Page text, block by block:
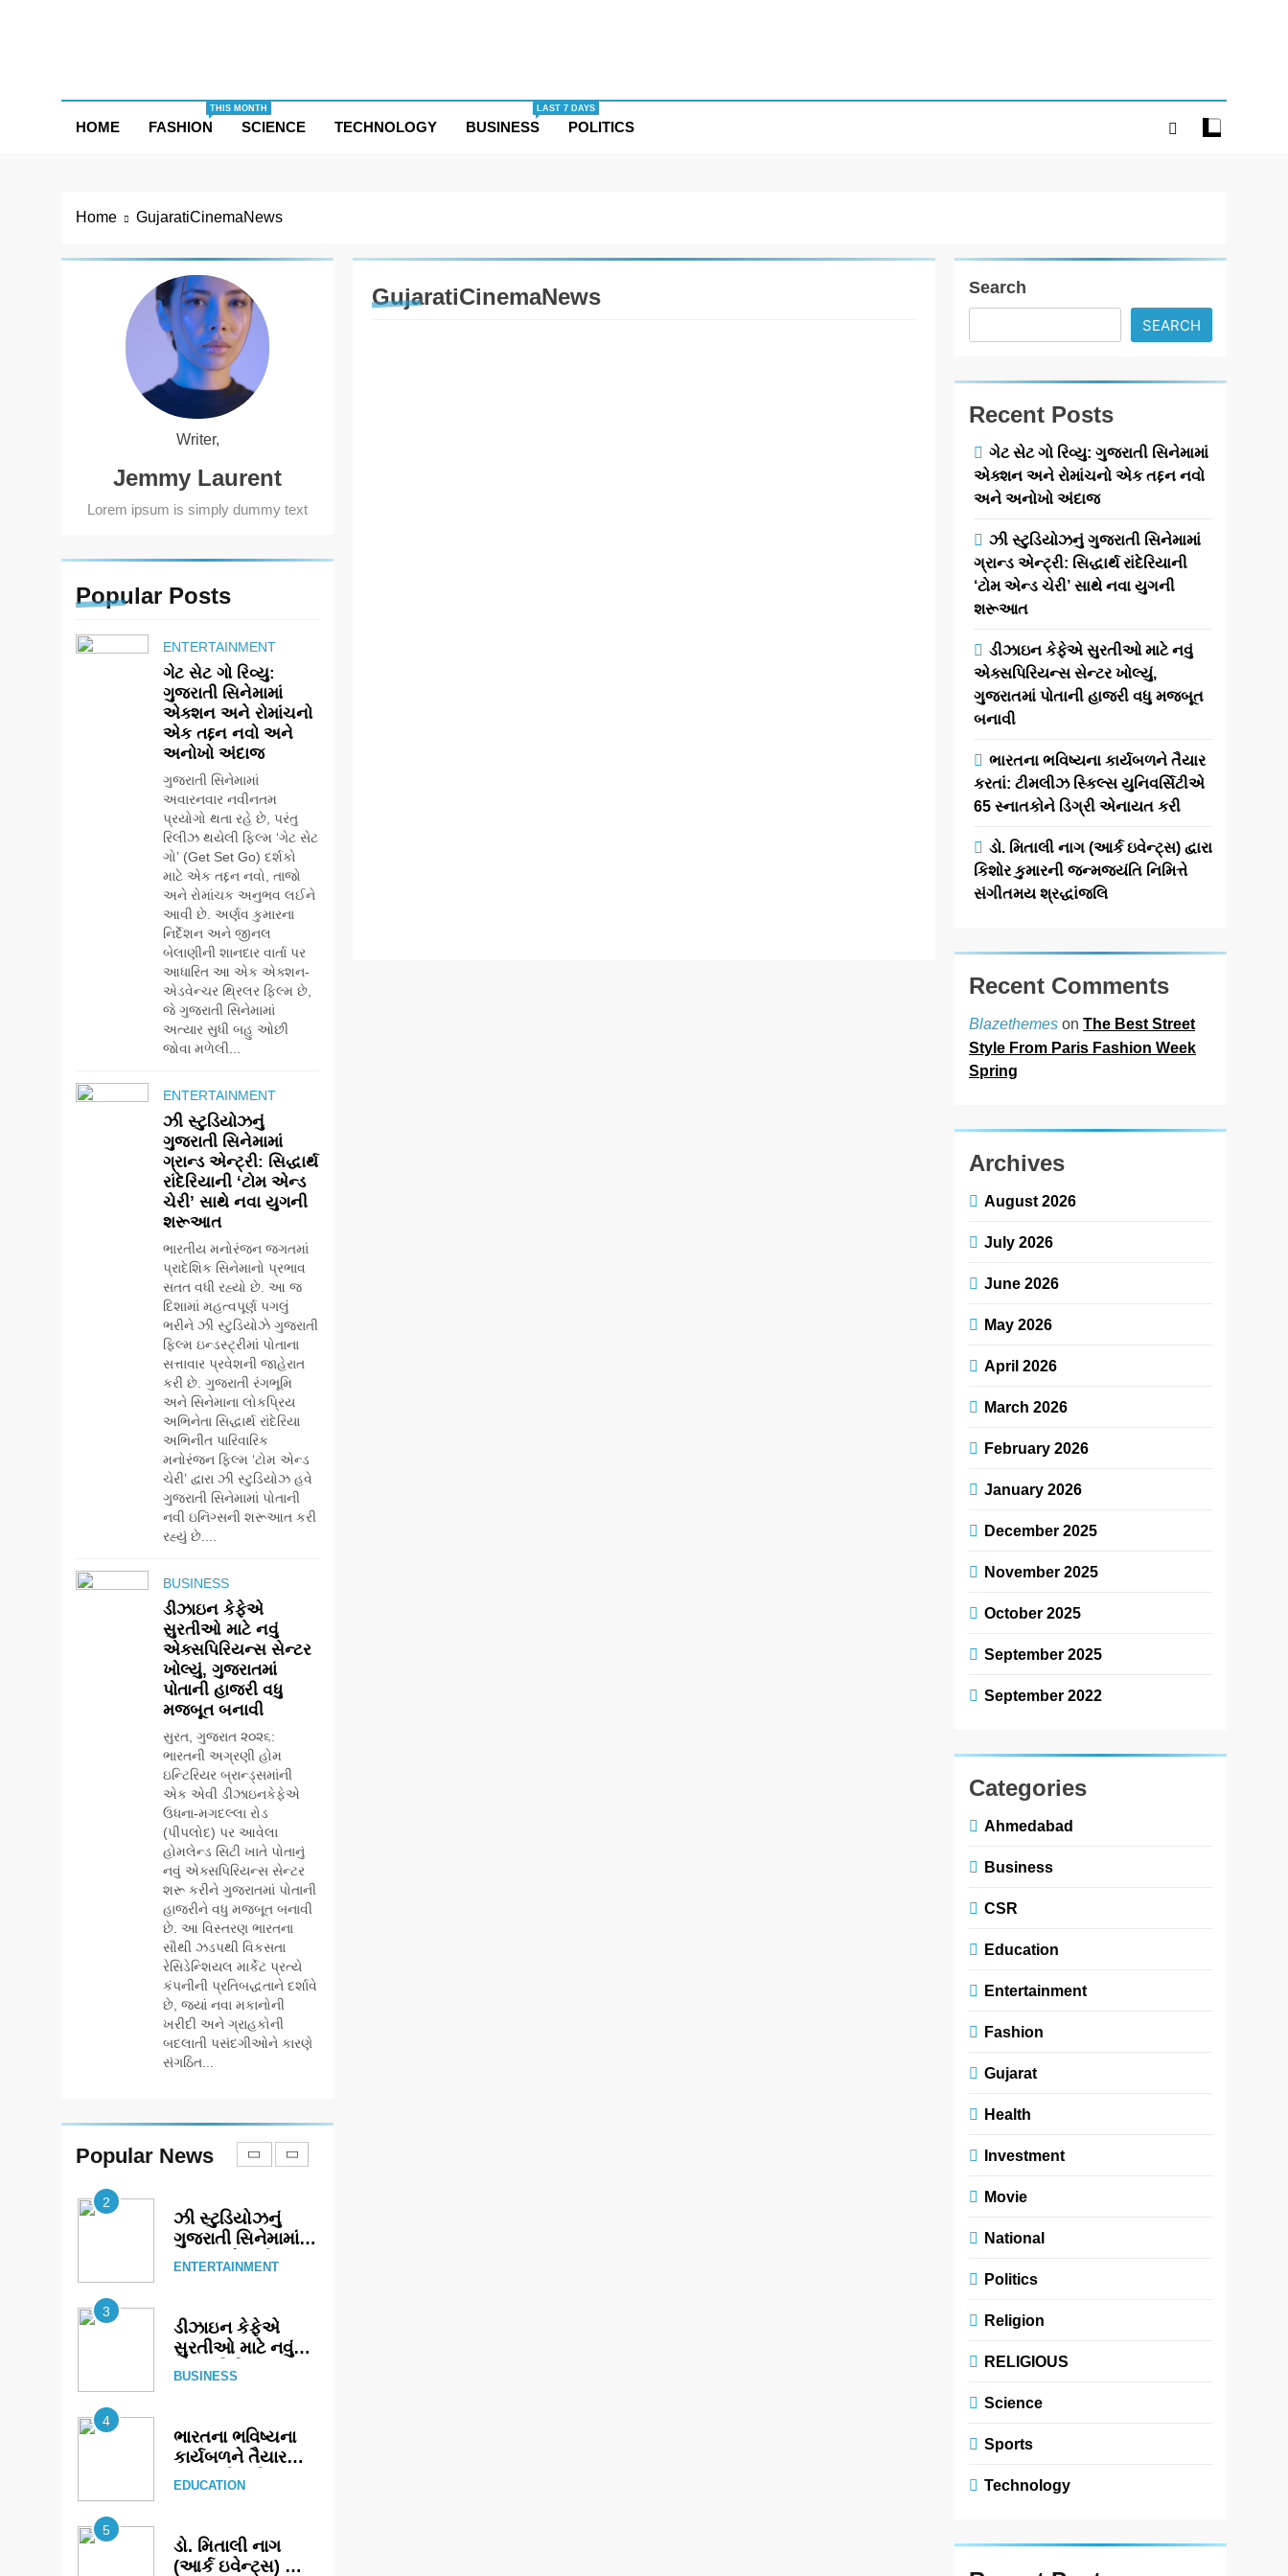
HOME FASHION
THIS MONTH
SCIENCE TECHNOLOGY BUSINESS
LAST 7 DAYS
POLITICS
Home GujaratiCinemaNews
Writer,
Jemmy Laurent
Lorem ipsum is simply dummy text
Popular Posts
ENTERTAINMENT
ગેટ સેટ ગો રિવ્યુ:
ગુજરાતી સિનેમામાં
એક્શન અને રોમાંચનો
એક તદ્દન નવો અને
અનોખો અંદાજ
ગુજરાતી સિનેમામાં
અવારનવાર નવીનતમ
પ્રયોગો થતા રહે છે, પરંતુ
રિલીઝ થયેલી ફિલ્મ ‘ગેટ સેટ
ગો’ (Get Set Go) દર્શકો
માટે એક તદ્દન નવો, તાજો
અને રોમાંચક અનુભવ લઈને
આવી છે. અર્ણવ કુમારના
નિર્દેશન અને જીનલ
બેલાણીની શાનદાર વાર્તા પર
આધારિત આ એક એક્શન-
એડવેન્ચર થ્રિલર ફિલ્મ છે,
જે ગુજરાતી સિનેમામાં
અત્યાર સુધી બહુ ઓછી
જોવા મળેલી...
ENTERTAINMENT
ઝી સ્ટુડિયોઝનું
ગુજરાતી સિનેમામાં
ગ્રાન્ડ એન્ટ્રી: સિદ્ધાર્થ
રાંદેરિયાની ‘ટોમ એન્ડ
ચેરી’ સાથે નવા યુગની
શરૂઆત
ભારતીય મનોરંજન જગતમાં
પ્રાદેશિક સિનેમાનો પ્રભાવ
સતત વધી રહ્યો છે. આ જ
દિશામાં મહત્વપૂર્ણ પગલું
ભરીને ઝી સ્ટુડિયોઝે ગુજરાતી
ફિલ્મ ઇન્ડસ્ટ્રીમાં પોતાના
સત્તાવાર પ્રવેશની જાહેરાત
કરી છે. ગુજરાતી રંગભૂમિ
અને સિનેમાના લોકપ્રિય
અભિનેતા સિદ્ધાર્થ રાંદેરિયા
અભિનીત પારિવારિક
મનોરંજન ફિલ્મ ‘ટોમ એન્ડ
ચેરી’ દ્વારા ઝી સ્ટુડિયોઝ હવે
ગુજરાતી સિનેમામાં પોતાની
નવી ઇનિંગ્સની શરૂઆત કરી
રહ્યું છે....
BUSINESS
ડીઝાઇન કેફેએ
સુરતીઓ માટે નવું
એક્સપિરિયન્સ સેન્ટર
ખોલ્યું, ગુજરાતમાં
પોતાની હાજરી વધુ
મજબૂત બનાવી
સુરત, ગુજરાત ૨૦૨૬:
ભારતની અગ્રણી હોમ
ઇન્ટિરિયર બ્રાન્ડ્સમાંની
એક એવી ડીઝાઇનકેફેએ
ઉધના-મગદલ્લા રોડ
(પીપલોદ) પર આવેલા
હોમલેન્ડ સિટી ખાતે પોતાનું
નવું એક્સપિરિયન્સ સેન્ટર
શરૂ કરીને ગુજરાતમાં પોતાની
હાજરીને વધુ મજબૂત બનાવી
છે. આ વિસ્તરણ ભારતના
સૌથી ઝડપથી વિકસતા
રેસિડેન્શિયલ માર્કેટ પ્રત્યે
કંપનીની પ્રતિબદ્ધતાને દર્શાવે
છે, જ્યાં નવા મકાનોની
ખરીદી અને ગ્રાહકોની
બદલાતી પસંદગીઓને કારણે
સંગઠિત...
Popular News
(આર્ક ઇવેન્ટ્સ) દ્વારા
કિશોર કુમારની
જન્મજયંતિ નિમિત્તે
સંગીતમય
શ્રદ્ધાંજલિ
AHMEDABAD
177 દેશો અને 52
લાખ દર્શકો:
ગુજરાતી OTT
પ્લેટફોર્મ ‘જોજો’
(JOJO) નો
વિશ્વભરમાં દબદબો
BUSINESS
અમદાવાદમાં
યોજાયેલા ‘ઓકલ્ટ
કોન્ક્લેવ 2026’માં
ઈન્ટરનેશનલ ટેરોટ
રીડર પુનિતજી લુલ્લા
એ ટેરોટ કાર્ડ રીડિંગ
અંગે માહિતી આપી
AHMEDABAD
ગ્લોબલ એક્સેલન્સ
ફોરમ દ્વારા નેશનલ
લીડરશિપ કોન્કલેવ
તથા ભારત સમ્માન
૨૦૨૬નો ભવ્ય અને
પ્રતિષ્ઠિત કાર્યક્રમ
નવી દિલ્હીમાં
સફળતાપૂર્વક
યોજાયો
BUSINESS
ગેટ સેટ ગો રિવ્યુ:
ગુજરાતી સિનેમામાં
એક્શન અને
રોમાંચનો એક તદ્દન
ENTERTAINMENT
ગુજરાતી સિનેમામાં
ગ્રાન્ડ એન્ટ્રી:
સિદ્ધાર્થ રાંદેરિયાની
સાથે નવા યુગની
શરૂઆત
ENTERTAINMENT
3
ડીઝાઇન કેફેએ
સુરતીઓ માટે નવું
એક્સપિરિયન્સ
હાજરી વધુ મજબૂત
બનાવી
BUSINESS
4
ભારતના ભવિષ્યના
કાર્યબળને તૈયાર
કરતાં: ટીમલીઝ
સ્નાતકોને ડિગ્રી
એનાયત કરી
EDUCATION
5
ડો. મિતાલી નાગ
(આર્ક ઇવેન્ટ્સ) દ્વારા
કિશોર કુમારની
શ્રદ્ધાંજલિ
AHMEDABAD
6
177 દેશો અને 52
લાખ દર્શકો:
GujaratiCinemaNews
ફિલ્મ ‘બિચારો
બેચલર’નું
2 જાન્યુઆરી,
2026 ના રોજ
રિલીઝ
newsaaspaas1
0 1 mins
ગુજરાતી સિનેમાએ
છેલ્લા કેટલાક
વર્ષોમાં પોતાના
મજબૂત વાર્તા અને
પરિવારને જોડતી
ફિલ્મોથી નવો
બેન્ચમાર્ક કર્યો છે.
મીઠાશ, સંસ્કૃતિ…
Read More
Search
SEARCH
Recent Posts
ગેટ સેટ ગો રિવ્યુ: ગુજરાતી સિનેમામાં
એક્શન અને રોમાંચનો એક તદ્દન નવો
અને અનોખો અંદાજ
ઝી સ્ટુડિયોઝનું ગુજરાતી સિનેમામાં
ગ્રાન્ડ એન્ટ્રી: સિદ્ધાર્થ રાંદેરિયાની
‘ટોમ એન્ડ ચેરી’ સાથે નવા યુગની
શરૂઆત
ડીઝાઇન કેફેએ સુરતીઓ માટે નવું
એક્સપિરિયન્સ સેન્ટર ખોલ્યું,
ગુજરાતમાં પોતાની હાજરી વધુ મજબૂત
બનાવી
ભારતના ભવિષ્યના કાર્યબળને તૈયાર
કરતાં: ટીમલીઝ સ્કિલ્સ યુનિવર્સિટીએ
65 સ્નાતકોને ડિગ્રી એનાયત કરી
ડો. મિતાલી નાગ (આર્ક ઇવેન્ટ્સ) દ્વારા
કિશોર કુમારની જન્મજયંતિ નિમિત્તે
સંગીતમય શ્રદ્ધાંજલિ
Recent Comments
Blazethemes on The Best Street
Style From Paris Fashion Week
Spring
Archives
August 2026
July 2026
June 2026
May 2026
April 2026
March 2026
February 2026
January 2026
December 2025
November 2025
October 2025
September 2025
September 2022
Categories
Ahmedabad
Business
CSR
Education
Entertainment
Fashion
Gujarat
Health
Investment
Movie
National
Politics
Religion
RELIGIOUS
Science
Sports
Technology